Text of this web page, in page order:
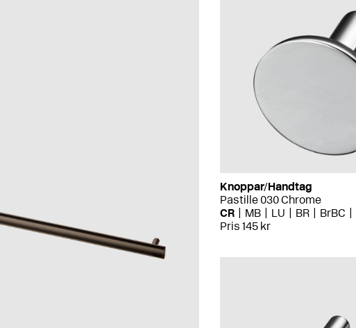
Knoppar/Handtag
Pastille 030 Chrome
CR
MB LU BR BrBC
Pris 145 kr